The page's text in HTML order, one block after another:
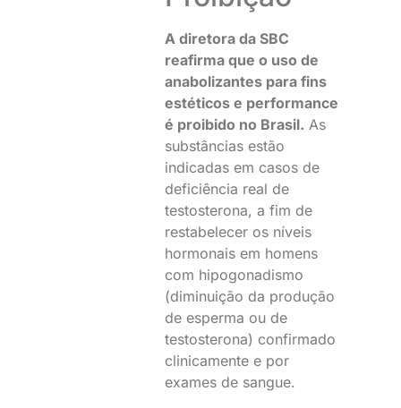
A diretora da SBC
reafirma que o uso de
anabolizantes para fins
estéticos e performance
é proibido no Brasil. As
substâncias estão
indicadas em casos de
deficiência real de
testosterona, a fim de
restabelecer os níveis
hormonais em homens
com hipogonadismo
(diminuição da produção
de esperma ou de
testosterona) confirmado
clinicamente e por
exames de sangue.